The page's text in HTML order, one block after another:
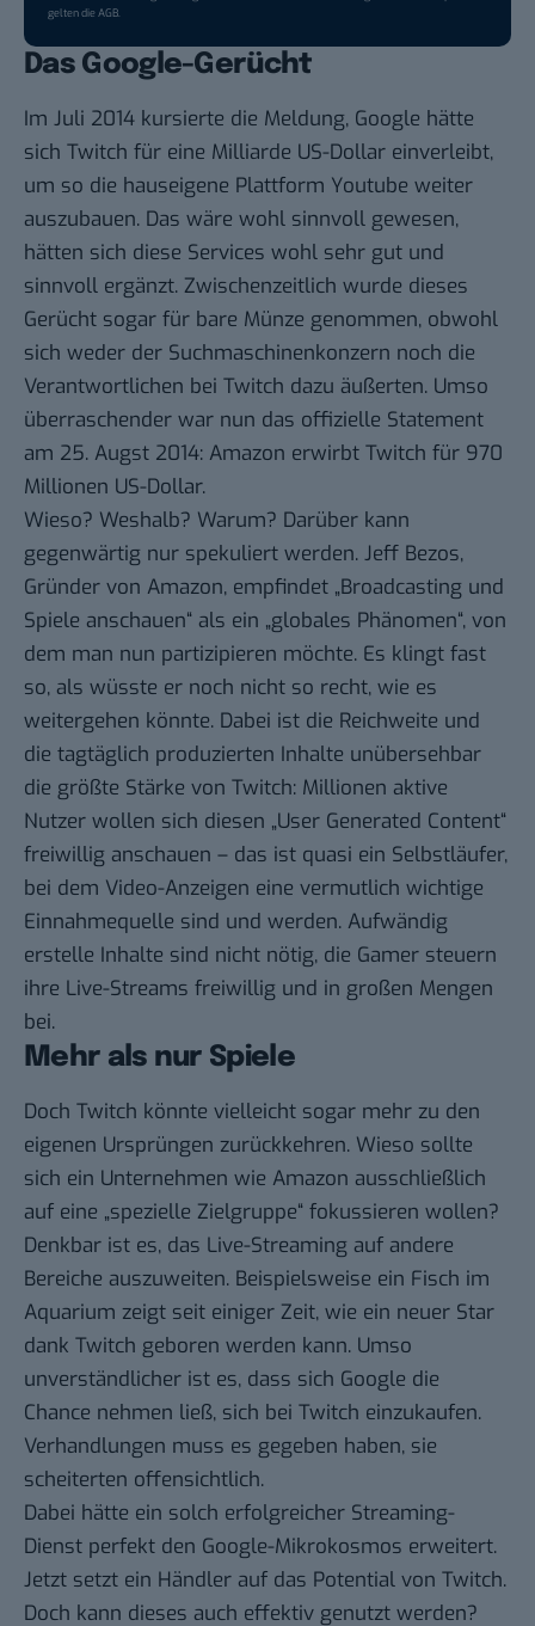
gelten dieAGB.
Das Google-Gerücht
Im Juli 2014 kursierte die Meldung, Google hätte
sich Twitch für eine Milliarde US-Dollar einverleibt,
um so die hauseigene Plattform Youtube weiter
auszubauen. Das wäre wohl sinnvoll gewesen,
hätten sich diese Services wohl sehr gut und
sinnvoll ergänzt. Zwischenzeitlich wurde dieses
Gerücht sogar für bare Münze genommen, obwohl
sich weder der Suchmaschinenkonzern noch die
Verantwortlichen bei Twitch dazu äußerten. Umso
überraschender war nun das offizielle Statement
am 25. Augst 2014: Amazon erwirbt Twitch für 970
Millionen US-Dollar.
Wieso? Weshalb? Warum? Darüber kann
gegenwärtig nur spekuliert werden. Jeff Bezos,
Gründer von Amazon, empfindet „Broadcasting und
Spiele anschauen“ als ein „globales Phänomen“, von
dem man nun partizipieren möchte. Es klingt fast
so, als wüsste er noch nicht so recht, wie es
weitergehen könnte. Dabei ist die Reichweite und
die tagtäglich produzierten Inhalte unübersehbar
die größte Stärke von Twitch: Millionen aktive
Nutzer wollen sich diesen „User Generated Content“
freiwillig anschauen – das ist quasi ein Selbstläufer,
bei dem Video-Anzeigen eine vermutlich wichtige
Einnahmequelle sind und werden. Aufwändig
erstelle Inhalte sind nicht nötig, die Gamer steuern
ihre Live-Streams freiwillig und in großen Mengen
bei.
Mehr als nur Spiele
Doch Twitch könnte vielleicht sogar mehr zu den
eigenen Ursprüngen zurückkehren. Wieso sollte
sich ein Unternehmen wie Amazon ausschließlich
auf eine „spezielle Zielgruppe“ fokussieren wollen?
Denkbar ist es, das Live-Streaming auf andere
Bereiche auszuweiten. Beispielsweise ein Fisch im
Aquarium zeigt seit einiger Zeit, wie ein neuer Star
dank Twitch geboren werden kann. Umso
unverständlicher ist es, dass sich Google die
Chance nehmen ließ, sich bei Twitch einzukaufen.
Verhandlungen muss es gegeben haben, sie
scheiterten offensichtlich.
Dabei hätte ein solch erfolgreicher Streaming-
Dienst perfekt den Google-Mikrokosmos erweitert.
Jetzt setzt ein Händler auf das Potential von Twitch.
Doch kann dieses auch effektiv genutzt werden?